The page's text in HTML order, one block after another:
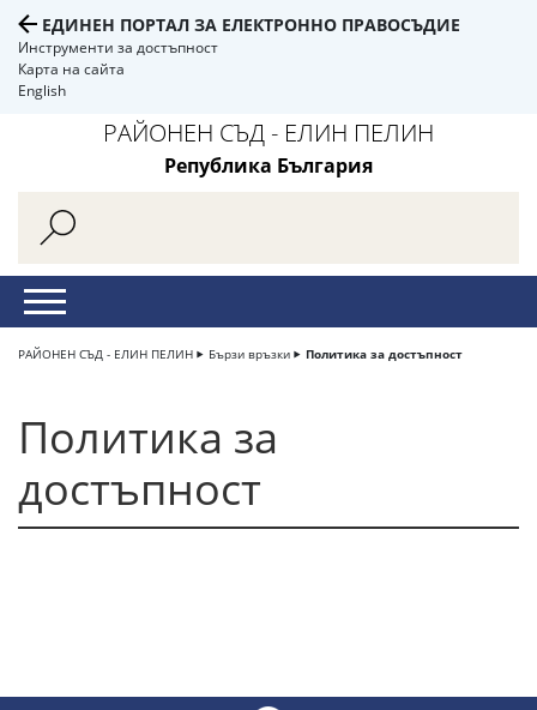
ЕДИНЕН ПОРТАЛ ЗА ЕЛЕКТРОННО ПРАВОСЪДИЕ
Инструменти за достъпност
Карта на сайта
English
РАЙОНЕН СЪД - ЕЛИН ПЕЛИН
Република България
РАЙОНЕН СЪД - ЕЛИН ПЕЛИН Бързи връзки Политика за достъпност
Политика за
достъпност